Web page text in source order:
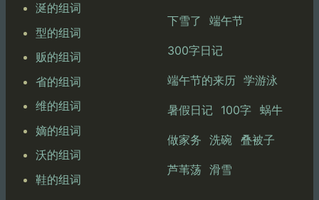
涎的组词
型的组词
贩的组词
省的组词
维的组词
嫡的组词
沃的组词
鞋的组词
下雪了 端午节
300字日记
端午节的来历 学游泳
暑假日记 100字 蜗牛
做家务 洗碗 叠被子
芦苇荡 滑雪